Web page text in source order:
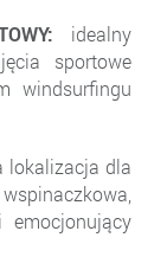
idealny
sportowe
windsurfingu
lokalizacja dla